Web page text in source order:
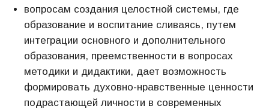
вопросам создания целостной системы, где
образование и воспитание сливаясь, путем
интеграции основного и дополнительного
образования, преемственности в вопросах
методики и дидактики, дает возможность
формировать духовно-нравственные ценности
подрастающей личности в современных